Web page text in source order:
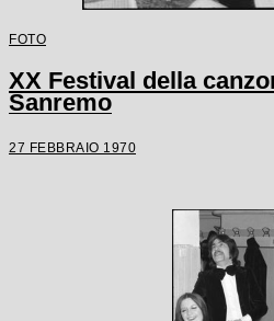
FOTO
XX Festival della
Sanremo
27 FEBBRAIO 1970